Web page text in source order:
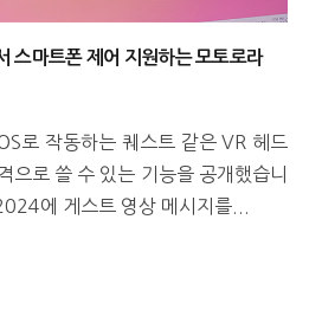
스마트폰 제어 지원하는 모토로라
로 작동하는 퀘스트 같은 VR 헤드
으로 쓸 수 있는 기능을 공개했습니
에 게스트 영상 메시지를...